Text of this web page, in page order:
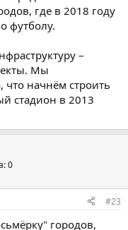
где в 2018 году
футболу.
–
Мы
что начнём строить
стадион в 2013
0
#23
городов,